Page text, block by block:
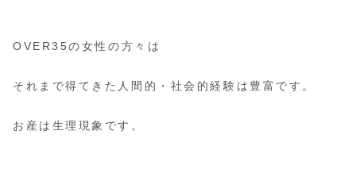
OVER35の女性の方々は
それまで得てきた人間的・社会的経験は豊富です。
お産は生理現象です。